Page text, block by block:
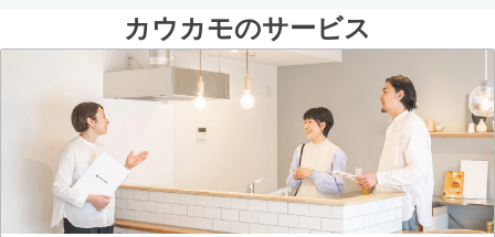
カウカモのサービス